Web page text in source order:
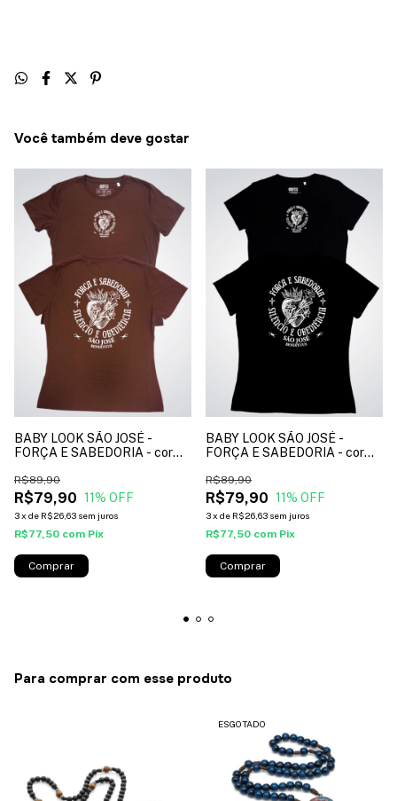
Você também deve gostar
BABY LOOK SÃO JOSÉ -
FORÇA E SABEDORIA - cor
R$79,90
R$89,90
11% OFF
3x de R$26,63 sem juros
R$77,50 com Pix
Comprar
BABY LOOK SÃO JOSÉ -
FORÇA E SABEDORIA - cor
R$79,90
R$89,90
11% OFF
3x de R$26,63 sem juros
R$77,50 com Pix
Comprar
Para comprar com esse produto
ESGOTADO